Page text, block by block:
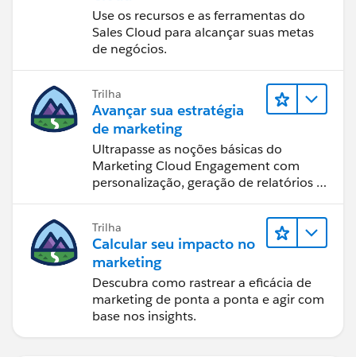
Use os recursos e as ferramentas do
Sales Cloud para alcançar suas metas
de negócios.
Trilha
Avançar sua estratégia
de marketing
Ultrapasse as noções básicas do
Marketing Cloud Engagement com
personalização, geração de relatórios e
Trilha
Calcular seu impacto no
marketing
Descubra como rastrear a eficácia de
marketing de ponta a ponta e agir com
base nos insights.